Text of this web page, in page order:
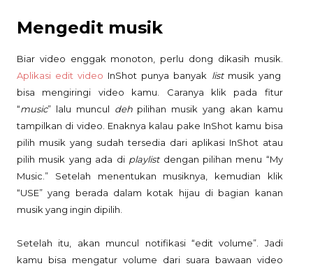
Mengedit musik
Biar video enggak monoton, perlu dong dikasih musik.
Aplikasi edit video InShot punya banyak list musik yang
bisa mengiringi video kamu. Caranya klik pada fitur
“music” lalu muncul deh pilihan musik yang akan kamu
tampilkan di video. Enaknya kalau pake InShot kamu bisa
pilih musik yang sudah tersedia dari aplikasi InShot atau
pilih musik yang ada diplaylistdengan pilihan menu “My
Music.” Setelah menentukan musiknya, kemudian klik
“USE” yang berada dalam kotak hijau di bagian kanan
musik yang ingin dipilih.
Setelah itu, akan muncul notifikasi “edit volume”. Jadi
kamu bisa mengatur volume dari suara bawaan video